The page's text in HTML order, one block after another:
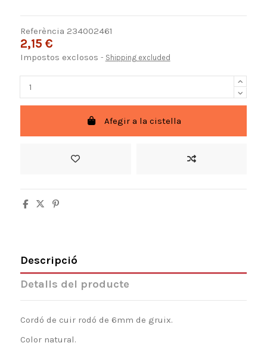
Referència 234002461
2,15 €
Impostos exclosos Shipping excluded
Afegir a la cistella
Descripció
Detalls del producte
Cordó de cuir rodó de 6mm de gruix.
Color natural.